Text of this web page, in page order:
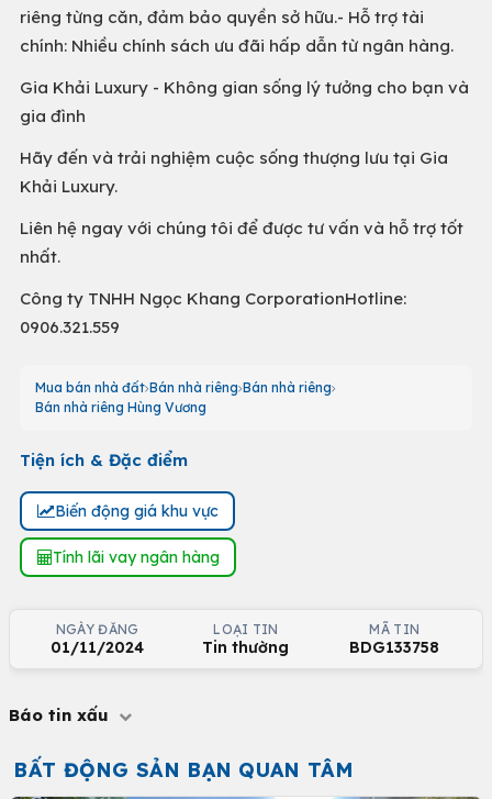
riêng từng căn, đảm bảo quyền sở hữu.- Hỗ trợ tài
chính: Nhiều chính sách ưu đãi hấp dẫn từ ngân hàng.
Gia Khải Luxury - Không gian sống lý tưởng cho bạn và
gia đình
Hãy đến và trải nghiệm cuộc sống thượng lưu tại Gia
Khải Luxury.
Liên hệ ngay với chúng tôi để được tư vấn và hỗ trợ tốt
nhất.
Công ty TNHH Ngọc Khang CorporationHotline:
0906.321.559
Mua bán nhà đất Bán nhà riêng Bán nhà riêng
Bán nhà riêng Hùng Vương
Tiện ích & Đặc điểm
Biến động giá khu vực
Tính lãi vay ngân hàng
NGÀY ĐĂNG
01/11/2024
LOẠI TIN
Tin thường
MÃ TIN
BDG133758
Báo tin xấu
BẤT ĐỘNG SẢN BẠN QUAN TÂM